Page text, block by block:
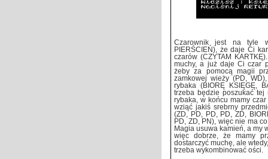
Czarownik jest na tyle
PIERŚCIEŃ), że daje Ci
czarów (CZYTAM
muchy, a już daje Ci czar
żeby za pomocą magii
zamkowej wieży (PD,
rybaka (BIORĘ KSIĘGĘ,
trzeba będzie poszukać
rybaka, w końcu mamy
wziąć jakiś srebrny
(ZD, PD, PD, PD, ZD,
PD, ZD, PN), więc nie ma
Magia usuwa kamień, a my
więc dobrze, że mamy
dostarczyć muchę, ale
trzeba wykombinować ości.